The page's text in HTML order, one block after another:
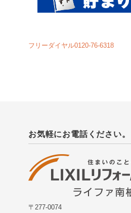
フリーダイヤル0120-76-6318
お気軽にお電話ください。
〒277-0074